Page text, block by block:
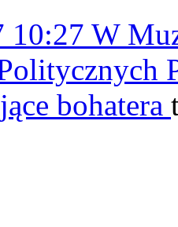
10:27 W
bohatera